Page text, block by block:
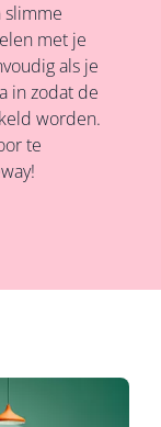
slimme
met je
als je
in zodat de
worden.
te